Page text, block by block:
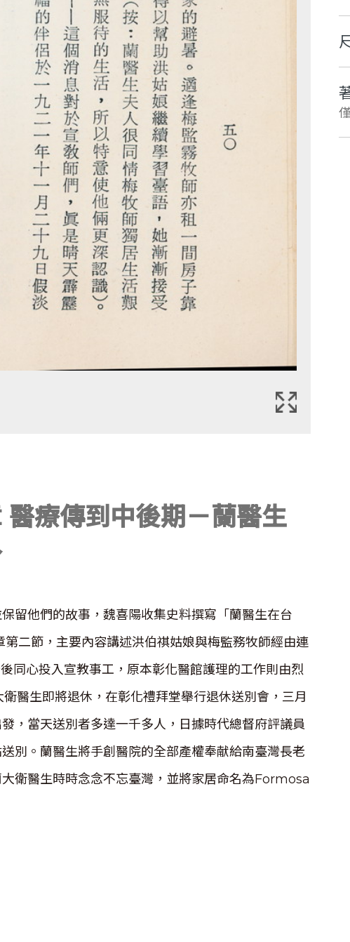
療傳到中後期－蘭醫生
留他們的故事，魏喜陽收集史料撰寫「蘭醫生在台
二節，主要內容講述洪伯祺姑娘與梅監務牧師經由連
同心投入宣教事工，原本彰化醫館護理的工作則由烈
醫生即將退休，在彰化禮拜堂舉行退休送別會，三月
，當天送別者多達一千多人，日據時代總督府評議員
別。蘭醫生將手創醫院的全部產權奉献給南臺灣長老
衛醫生時時念念不忘臺灣，並將家居命名為Formosa